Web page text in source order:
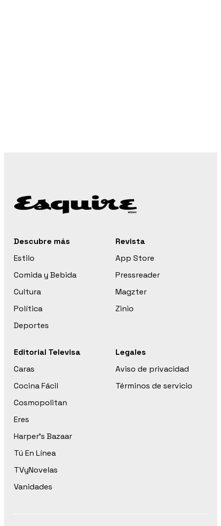
Descubre más
Estilo
Comida y Bebida
Cultura
Política
Deportes
Revista
App Store
Pressreader
Magzter
Zinio
Editorial Televisa
Caras
Cocina Fácil
Cosmopolitan
Eres
Harper’s Bazaar
Tú En Línea
TVyNovelas
Vanidades
Legales
Aviso de privacidad
Términos de servicio